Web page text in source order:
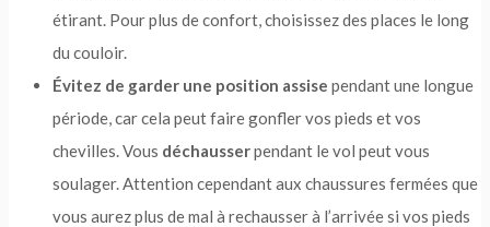
étirant. Pour plus de confort, choisissez des places le long
du couloir.
Évitez de garder une position assise pendant une longue
période, car cela peut faire gonfler vos pieds et vos
chevilles. Vous déchausserpendant le vol peut vous
soulager. Attention cependant aux chaussures fermées que
vous aurez plus de mal à rechausser à l’arrivée si vos pieds